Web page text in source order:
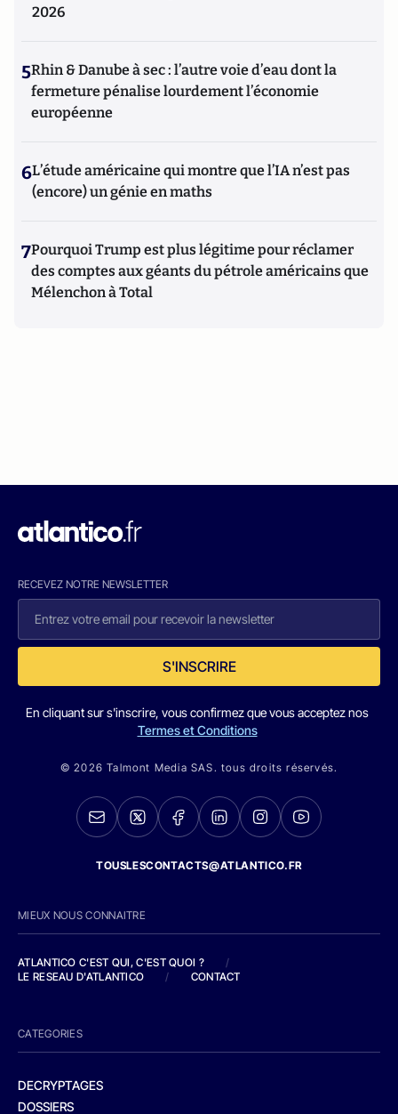
2026
5Rhin & Danube à sec : l’autre voie d’eau dont la
fermeture pénalise lourdement l’économie
européenne
6L’étude américaine qui montre que l’IA n’est pas
(encore) un génie en maths
7Pourquoi Trump est plus légitime pour réclamer
des comptes aux géants du pétrole américains que
Mélenchon à Total
RECEVEZ NOTRE NEWSLETTER
S'INSCRIRE
En cliquant sur s'inscrire, vous confirmez que vous acceptez nos
Termes et Conditions
© 2026 Talmont Media SAS. tous droits réservés.
TOUSLESCONTACTS@ATLANTICO.FR
MIEUX NOUS CONNAITRE
ATLANTICO C'EST QUI, C'EST QUOI ?
/
LE RESEAU D'ATLANTICO
/ CONTACT
CATEGORIES
DECRYPTAGES
DOSSIERS